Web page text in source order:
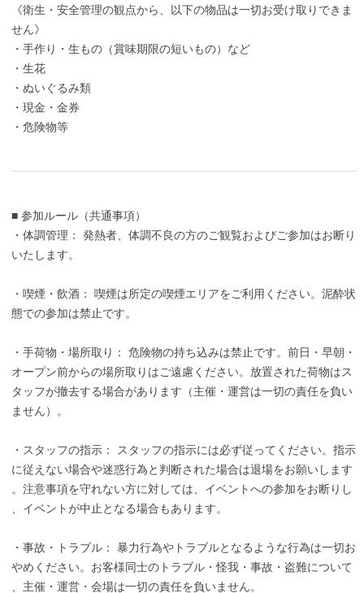
《衛生・安全管理の観点から、以下の物品は一切お受け取りできま
せん》
・手作り・生もの（賞味期限の短いもの）など
・生花
・ぬいぐるみ類
・現金・金券
・危険物等
■ 参加ルール（共通事項）
・体調管理： 発熱者、体調不良の方のご観覧およびご参加はお断り
いたします。
・喫煙・飲酒： 喫煙は所定の喫煙エリアをご利用ください。泥酔状
態での参加は禁止です。
・手荷物・場所取り： 危険物の持ち込みは禁止です。前日・早朝・
オープン前からの場所取りはご遠慮ください。放置された荷物はス
タッフが撤去する場合があります（主催・運営は一切の責任を負い
ません）。
・スタッフの指示： スタッフの指示には必ず従ってください。指示
に従えない場合や迷惑行為と判断された場合は退場をお願いします
。注意事項を守れない方に対しては、イベントへの参加をお断りし
、イベントが中止となる場合もあります。
・事故・トラブル： 暴力行為やトラブルとなるような行為は一切お
やめください。お客様同士のトラブル・怪我・事故・盗難について
、主催・運営・会場は一切の責任を負いません。